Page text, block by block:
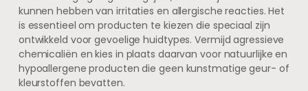
kunnen hebben van irritaties en allergische reacties. Het
is essentieel om producten te kiezen die speciaal zijn
ontwikkeld voor gevoelige huidtypes. Vermijd agressieve
chemicaliën en kies in plaats daarvan voor natuurlijke en
hypoallergene producten die geen kunstmatige geur- of
kleurstoffen bevatten.